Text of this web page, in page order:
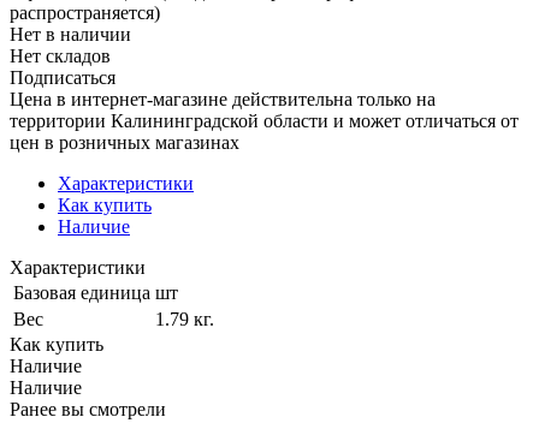
распространяется)
Нет в наличии
Нет складов
Подписаться
Цена в интернет-магазине действительна только на
территории Калининградской области и может отличаться от
цен в розничных магазинах
Характеристики
Как купить
Наличие
Характеристики
Базовая единица шт
Вес
1.79 кг.
Как купить
Наличие
Наличие
Ранее вы смотрели